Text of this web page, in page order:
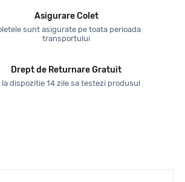
Asigurare Colet
sunt asigurate pe toata perioada
transportului
Drept de Returnare Gratuit
la dispozitie 14 zile sa testezi produsul